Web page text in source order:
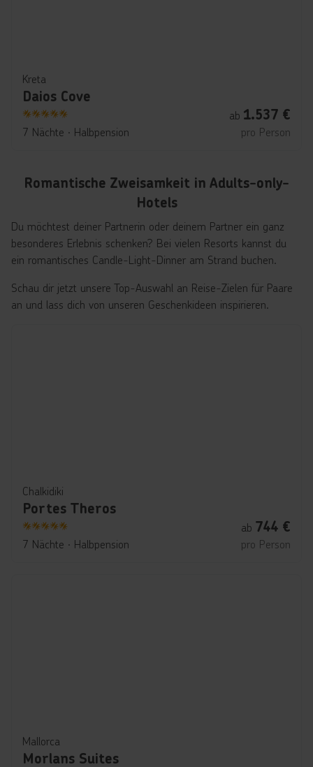
Kreta
Daios Cove
5
7 Nächte ∙ Halbpension
ab 1.537 €
pro Person
Romantische Zweisamkeit in Adults-only-
Hotels
Du möchtest deiner Partnerin oder deinem Partner ein ganz
besonderes Erlebnis schenken? Bei vielen Resorts kannst du
ein romantisches Candle-Light-Dinner am Strand buchen.
Schau dir jetzt unsere Top-Auswahl an Reise-Zielen für Paare
an und lass dich von unseren Geschenkideen inspirieren.
Chalkidiki
Portes Theros
5
7 Nächte ∙ Halbpension
ab 744 €
pro Person
Mallorca
Morlans Suites